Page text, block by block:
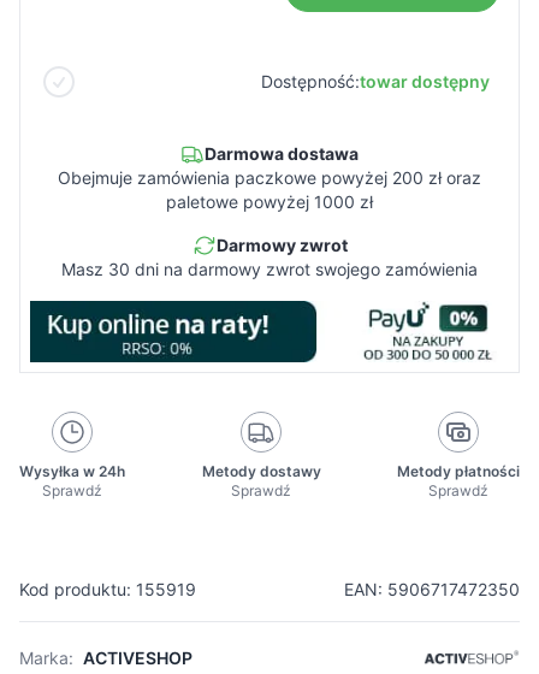
Kod produktu: 155919 EAN: 5906717472350
Marka: ACTIVESHOP
Dostępność:towar dostępny
Darmowa dostawa
Obejmuje zamówienia paczkowe powyżej 200 zł oraz
paletowe powyżej 1000 zł
Darmowy zwrot
Masz 30 dni na darmowy zwrot swojego zamówienia
Wysyłka w 24h
Sprawdź
Metody dostawy
Sprawdź
Metody płatności
Sprawdź